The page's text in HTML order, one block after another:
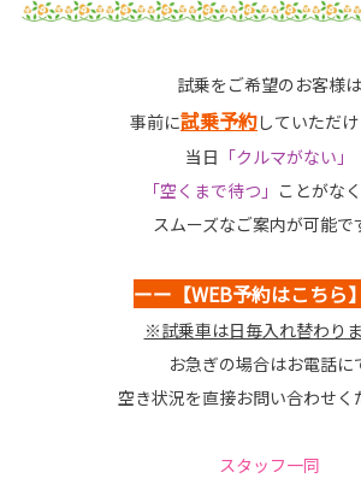
試乗をご希望のお客様は
事前に試乗予約していただ
当日 「クルマがない」
「空くまで待つ」 ことがな
スムーズなご案内が可能
ーー【WEB予約はこちら
※試乗車は日毎入れ替わりま
お急ぎの場合はお電話に
空き状況を直接お問い合わせく
スタッフ一同